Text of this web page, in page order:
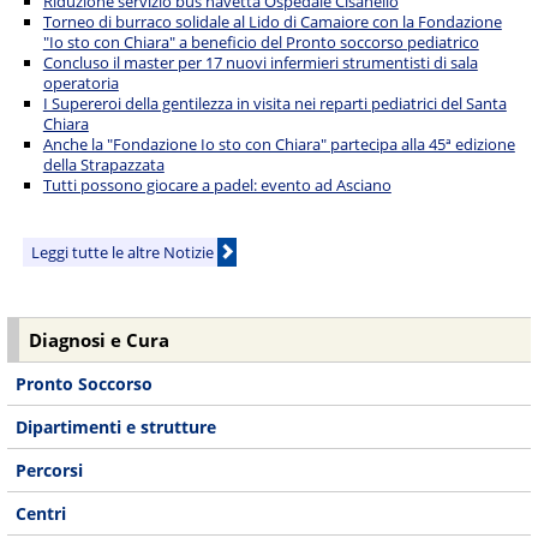
Torneo di burraco solidale al Lido di Camaiore con la Fondazione
"Io sto con Chiara" a beneficio del Pronto soccorso pediatrico
Concluso il master per 17 nuovi infermieri strumentisti di sala
operatoria
I Supereroi della gentilezza in visita nei reparti pediatrici del Santa
Chiara
Anche la "Fondazione Io sto con Chiara" partecipa alla 45ª edizione
della Strapazzata
Tutti possono giocare a padel: evento ad Asciano
Leggi tutte le altre Notizie
Diagnosi e Cura
Pronto Soccorso
Dipartimenti e strutture
Percorsi
Centri